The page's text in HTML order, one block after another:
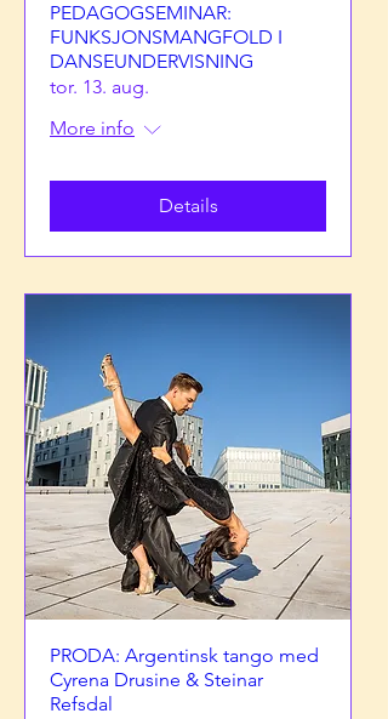
PEDAGOGSEMINAR:
FUNKSJONSMANGFOLD I
DANSEUNDERVISNING
tor. 13. aug.
More info
Details
PRODA: Argentinsk tango med
Cyrena Drusine & Steinar
Refsdal